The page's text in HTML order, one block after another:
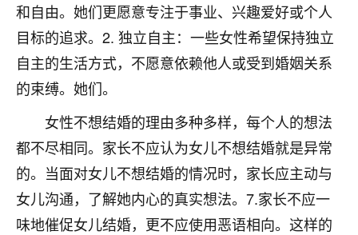
和自由。她们更愿意专注于事业、兴趣爱好或个人
目标的追求。2. 独立自主：一些女性希望保持独立
自主的生活方式，不愿意依赖他人或受到婚姻关系
的束缚。她们。
女性不想结婚的理由多种多样，每个人的想法
都不尽相同。家长不应认为女儿不想结婚就是异常
的。当面对女儿不想结婚的情况时，家长应主动与
女儿沟通，了解她内心的真实想法。7.家长不应一
味地催促女儿结婚，更不应使用恶语相向。这样的
Jessica李
老师做不做超度法事？我想给我奶奶做超度，她今年
刚去世了。
做梦梦见她，后来也是朋友介绍，找到慧来老
师，安排了超度法事，做梦再也没有梦到过
了，一开始是半信半疑的，图个心安，给亡母
超度，现在看来，人不信也不行。
2天前 来自云南 11